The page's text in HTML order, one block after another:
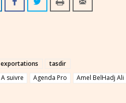
exportations
tasdir
A suivre Agenda Pro Amel BelHadj Ali